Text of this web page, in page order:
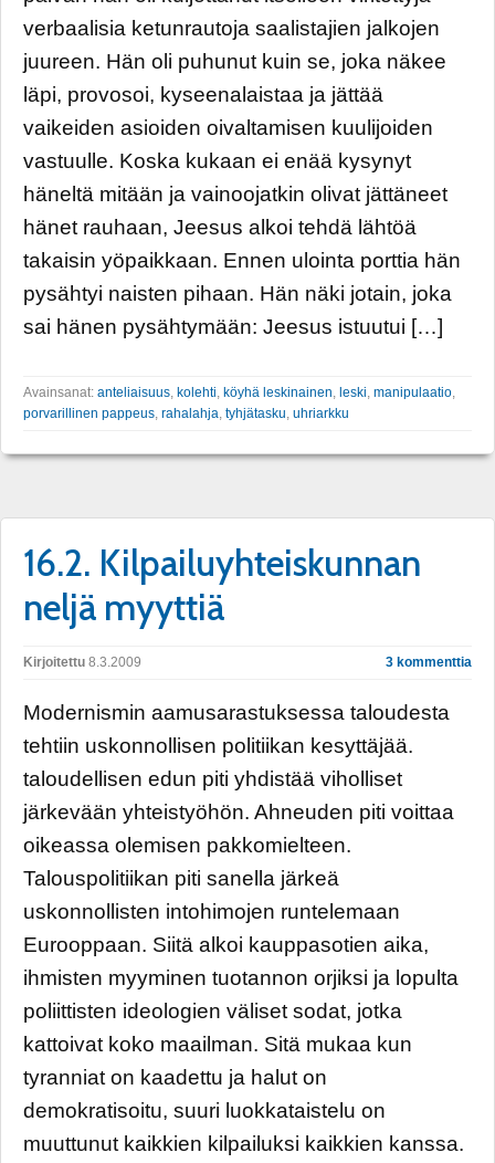
verbaalisia ketunrautoja saalistajien jalkojen
juureen. Hän oli puhunut kuin se, joka näkee
läpi, provosoi, kyseenalaistaa ja jättää
vaikeiden asioiden oivaltamisen kuulijoiden
vastuulle. Koska kukaan ei enää kysynyt
häneltä mitään ja vainoojatkin olivat jättäneet
hänet rauhaan, Jeesus alkoi tehdä lähtöä
takaisin yöpaikkaan. Ennen ulointa porttia hän
pysähtyi naisten pihaan. Hän näki jotain, joka
sai hänen pysähtymään: Jeesus istuutui […]
Avainsanat: anteliaisuus kolehti köyhä leskinainen leski manipulaatio
porvarillinen pappeus rahalahja tyhjätasku uhriarkku
16.2. Kilpailuyhteiskunnan
neljä myyttiä
Kirjoitettu 8.3.2009 3 kommenttia
Modernismin aamusarastuksessa taloudesta
tehtiin uskonnollisen politiikan kesyttäjää.
taloudellisen edun piti yhdistää viholliset
järkevään yhteistyöhön. Ahneuden piti voittaa
oikeassa olemisen pakkomielteen.
Talouspolitiikan piti sanella järkeä
uskonnollisten intohimojen runtelemaan
Eurooppaan. Siitä alkoi kauppasotien aika,
ihmisten myyminen tuotannon orjiksi ja lopulta
poliittisten ideologien väliset sodat, jotka
kattoivat koko maailman. Sitä mukaa kun
tyranniat on kaadettu ja halut on
demokratisoitu, suuri luokkataistelu on
muuttunut kaikkien kilpailuksi kaikkien kanssa.